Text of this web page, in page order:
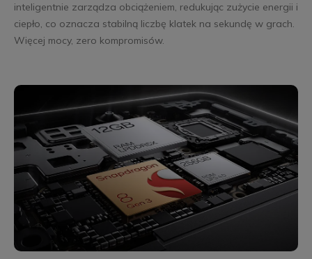
inteligentnie zarządza obciążeniem, redukując zużycie energii i
ciepło, co oznacza stabilną liczbę klatek na sekundę w grach.
Więcej mocy, zero kompromisów.